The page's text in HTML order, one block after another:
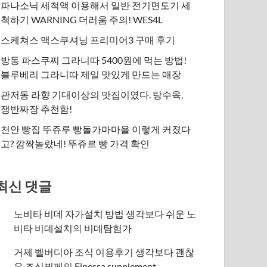
파나소닉 세척액 이용해서 일반 전기면도기 세
척하기 WARNING 더러움 주의! WES4L
스케쳐스 맥스쿠셔닝 프리미어3 구매 후기
방동 파스쿠찌 그라니따 5400원에 먹는 방법!
블루베리 그라니따 제일 맛있게 만드는 매장
관저동 라향 기대이상의 맛집이였다. 탕수육,
쟁반짜장 추천함!
천안 빵집 뚜쥬루 빵돌가마마을 이렇게 커졌다
고? 깜짝놀랐네! 뚜쥬르 빵 가격 확인
신 댓글
노비타 비데 자가설치 방법 생각보다 쉬운 노
비타 비데설치의 비데탐험가
거제 벨버디아 조식 이용후기 생각보다 괜찮